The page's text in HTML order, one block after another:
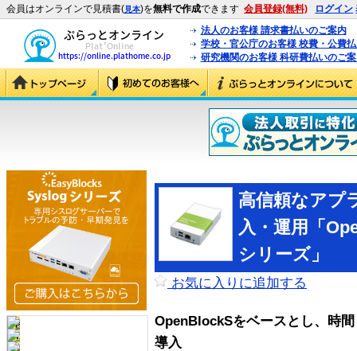
会員はオンラインで見積書(見本)を無料で作成できます 会員登録(無料) ログイン
法人のお客様 請求書払いのご案内
学校・官公庁のお客様 校費・公費
研究機関のお客様 科研費払いのご
高信頼なアプ
入・運用「
シリーズ」
お気に入りに追加する
OpenBlockSをベースとし、時
導入